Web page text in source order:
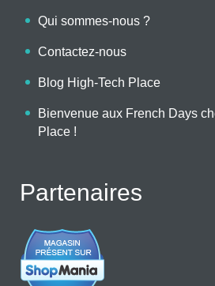
Qui sommes-nous ?
Contactez-nous
Blog High-Tech Place
Bienvenue aux French Days
Place !
Partenaires